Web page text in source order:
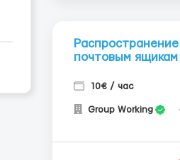
почтовым ящикам
10€ / час
Group Working